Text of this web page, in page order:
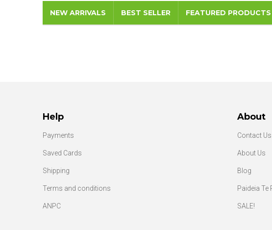
NEW ARRIVALS BEST SELLER FEATURED PRODUCTS
Help
Payments
Saved Cards
Shipping
Terms and conditions
ANPC
About
Contact Us
About Us
Blog
Paideia Te
SALE!